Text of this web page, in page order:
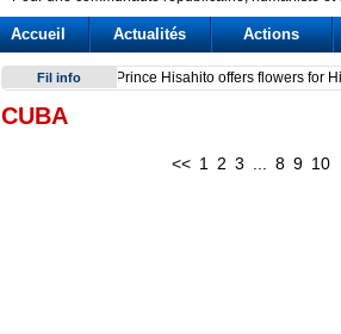
Accueil Actualités Actions
Fil info Conte e l'audizione in
CUBA
<< 1 2 3 8 9 10